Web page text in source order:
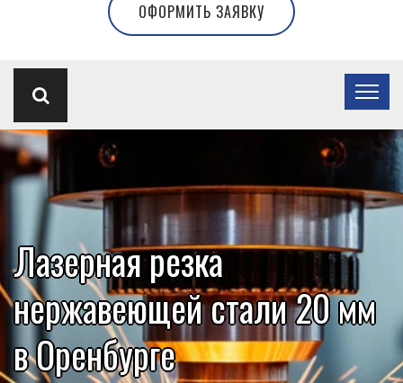
ОФОРМИТЬ ЗАЯВКУ
Лазерная резка
нержавеющей стали 20 мм
в Оренбурге